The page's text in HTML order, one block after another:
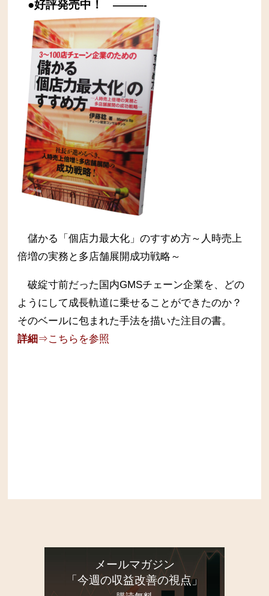
●好評発売中！ ———-
儲かる「個店力最大化」のすすめ方～人時売上
倍増の実務と多店舗展開成功戦略～
破綻寸前だった国内GMSチェーン企業を、どの
ようにして成長軌道に乗せることができたのか？
そのベールに包まれた手法を描いた注目の書。
詳細 ⇒こちらを参照
メールマガジン
「今週の収益改善の視点」